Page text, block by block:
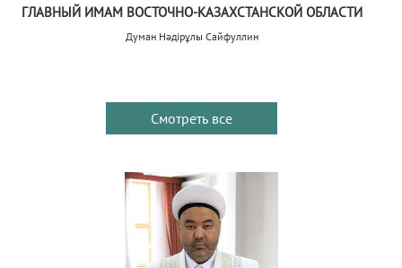
ГЛАВНЫЙ ИМАМ ВОСТОЧНО-КАЗАХСТАНСКОЙ ОБЛАСТИ
Думан Нәдірұлы Сайфуллин
Смотреть все